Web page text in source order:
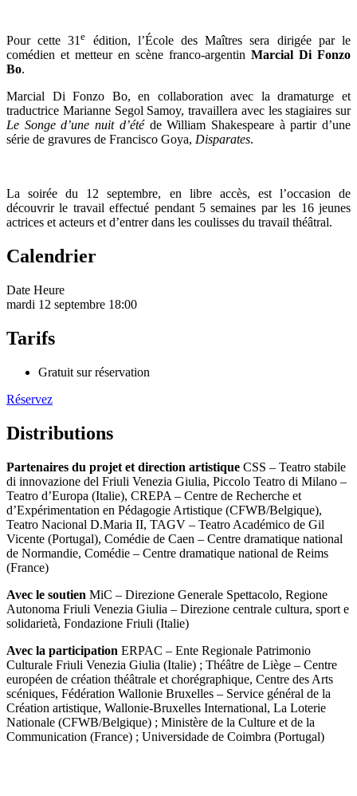
Pour cette 31e édition, l’École des Maîtres sera dirigée par le
comédien et metteur en scène franco-argentin Marcial Di Fonzo
Bo.
Marcial Di Fonzo Bo, en collaboration avec la dramaturge et
traductrice Marianne Segol Samoy, travaillera avec les stagiaires sur
Le Songe d’une nuit d’étéde William Shakespeare à partir d’une
série de gravures de Francisco Goya, Disparates.
La soirée du 12 septembre, en libre accès, est l’occasion de
découvrir le travail effectué pendant 5 semaines par les 16 jeunes
actrices et acteurs et d’entrer dans les coulisses du travail théâtral.
Calendrier
Date Heure
mardi 12 septembre 18:00
Tarifs
Gratuit sur réservation
Réservez
Distributions
Partenaires du projet et direction artistique CSS – Teatro stabile
di innovazione del Friuli Venezia Giulia, Piccolo Teatro di Milano –
Teatro d’Europa (Italie), CREPA – Centre de Recherche et
d’Expérimentation en Pédagogie Artistique (CFWB/Belgique),
Teatro Nacional D.Maria II, TAGV – Teatro Académico de Gil
Vicente (Portugal), Comédie de Caen – Centre dramatique national
de Normandie, Comédie – Centre dramatique national de Reims
(France)
Avec le soutien MiC – Direzione Generale Spettacolo, Regione
Autonoma Friuli Venezia Giulia – Direzione centrale cultura, sport e
solidarietà, Fondazione Friuli (Italie)
Avec la participation ERPAC – Ente Regionale Patrimonio
Culturale Friuli Venezia Giulia (Italie) ; Théâtre de Liège – Centre
européen de création théâtrale et chorégraphique, Centre des Arts
scéniques, Fédération Wallonie Bruxelles – Service général de la
Création artistique, Wallonie-Bruxelles International, La Loterie
Nationale (CFWB/Belgique) ; Ministère de la Culture et de la
Communication (France) ; Universidade de Coimbra (Portugal)